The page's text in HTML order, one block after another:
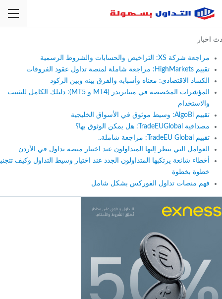
مراجعة شركة XS: التراخيص والحسابات والشروط الرسمية
تقييم HighMarkets: مراجعة شاملة لمنصة تداول عقود الفروقات
الكساد الاقتصادي: معناه وأسبابه والفرق بينه وبين الركود
المؤشرات المخصصة في ميتاتريدر (MT4 و MT5): دليلك الكامل للتثبيت
والاستخدام
تقييم AlgoBi: وسيط موثوق في الأسواق الخليجية
مصداقية TradeEUGlobal: هل يمكن الوثوق بها؟
تقييم TradeEU Global: مراجعة شاملة..
العوامل التي ينظر إليها المتداولون عند اختيار منصة تداول في الأردن
أخطاء شائعة يرتكبها المتداولون الجدد عند اختيار وسيط التداول وكيف تتجنبها
خطوة بخطوة
فهم منصات تداول الفوركس بشكل شامل